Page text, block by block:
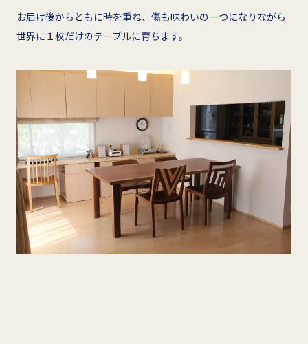
お届け後からともに時を重ね、傷も味わいの一つになりながら
世界に１枚だけのテーブルに育ちます。